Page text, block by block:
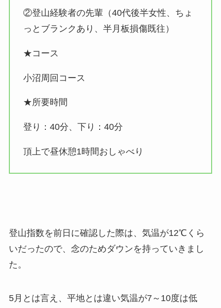
②登山経験者の先輩（40代後半女性、ちょ
っとブランクあり、半月板損傷既往）
★コース
小沼周回コース
★所要時間
登り：40分、下り：40分
頂上で昼休憩1時間おしゃべり
登山指数を前日に確認した際は、気温が12℃くら
いだったので、念のためダウンを持っていきまし
た。
5月とは言え、平地とは違い気温が7～10度は低